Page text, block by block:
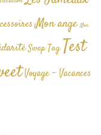
Mon ange Non
Swap TagTest
Voyage - Vacances